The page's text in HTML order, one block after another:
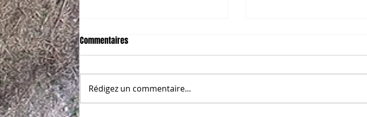
Commentaires
Rédigez un commentaire...